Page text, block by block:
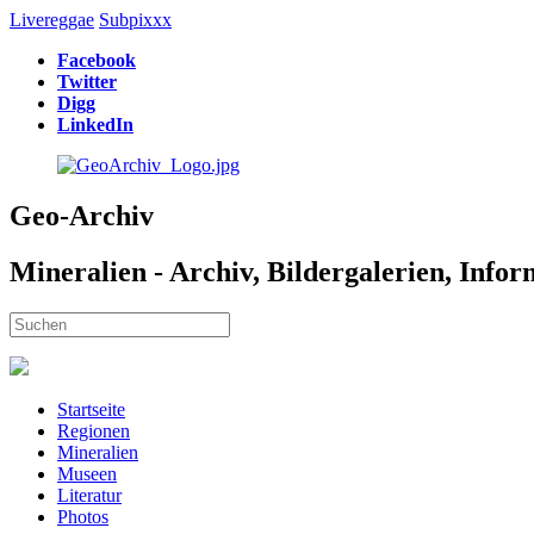
Livereggae Subpixxx
Facebook
Twitter
Digg
LinkedIn
Geo-Archiv
Mineralien - Archiv, Bildergalerien,
Startseite
Regionen
Mineralien
Museen
Literatur
Photos